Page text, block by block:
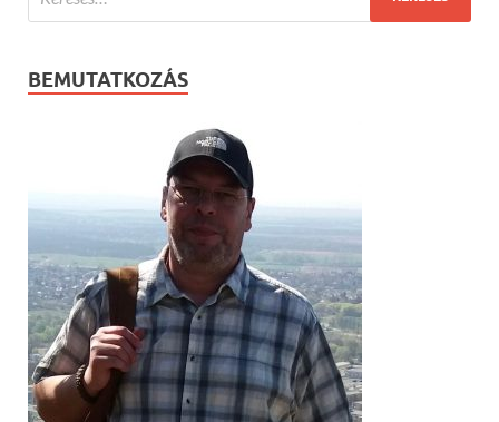
BEMUTATKOZÁS